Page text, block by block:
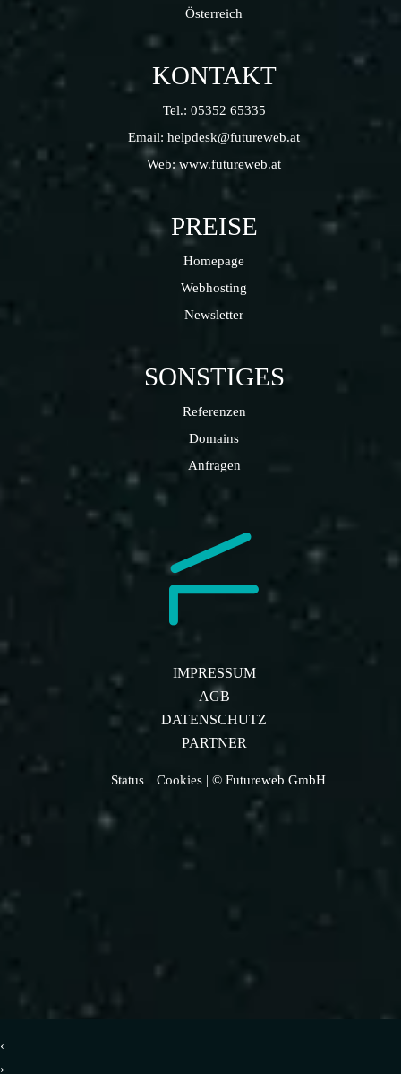
Österreich
KONTAKT
Tel.: 05352 65335
Email: helpdesk@futureweb.at
Web:www.futureweb.at
PREISE
Homepage
Webhosting
Newsletter
SONSTIGES
Referenzen
Domains
Anfragen
IMPRESSUM
AGB
DATENSCHUTZ
PARTNER
Status Cookies | © Futureweb GmbH
‹
›